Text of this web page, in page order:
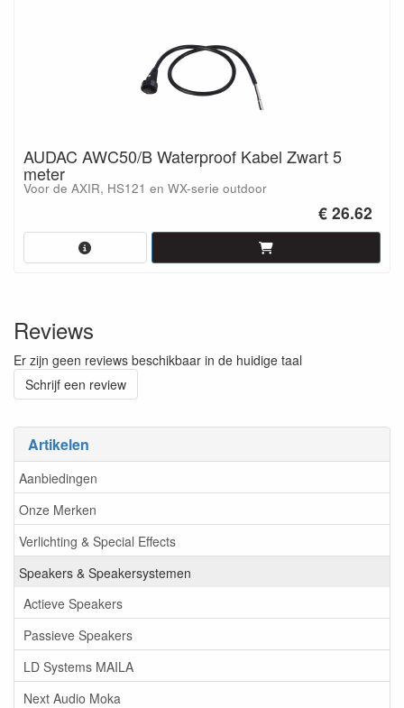
Artikelen
Aanbiedingen
Onze Merken
Verlichting & Special Effects
Speakers & Speakersystemen
Actieve Speakers
Passieve Speakers
LD Systems MAILA
Next Audio Moka
AUDAC AWC50/B Waterproof Kabel Zwart 5
meter
Voor de AXIR, HS121 en WX-serie outdoor
€ 26.62
Reviews
Er zijn geen reviews beschikbaar in de huidige taal
Schrijf een review